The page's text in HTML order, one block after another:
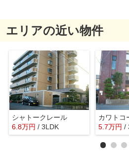
エリアの近い物件
シャトークレール
6.8万円 / 3LDK
カワトコ
5.7万円 /